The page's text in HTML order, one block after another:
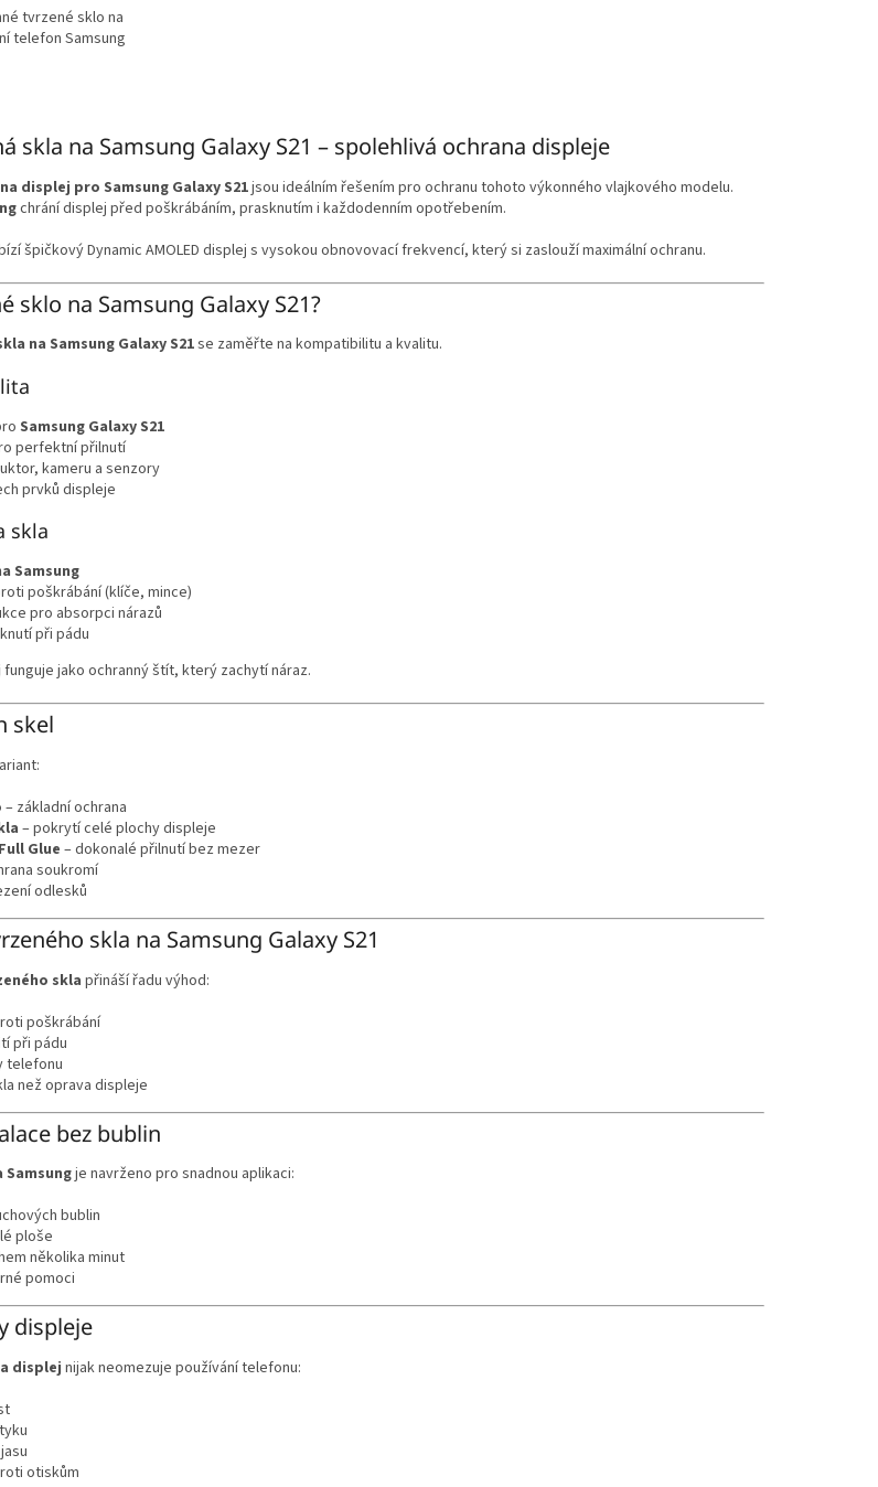
tvrzené sklo na
telefon Samsung
v
l
á
d
a
í
p
r
v
k
skla na Samsung Galaxy S21 – spolehlivá ochrana displeje
displej pro Samsung Galaxy S21jsou ideálním řešením pro ochranu tohoto výkonného vlajkového modelu.
chrání displej před poškrábáním, prasknutím i každodenním opotřebením.
špičkový Dynamic AMOLED displej s vysokou obnovovací frekvencí, který si zaslouží maximální ochranu.
sklo na Samsung Galaxy S21?
na Samsung Galaxy S21se zaměřte na kompatibilitu a kvalitu.
Samsung Galaxy S21
perfektní přilnutí
kameru a senzory
prvků displeje
skla
Samsung
poškrábání (klíče, mince)
pro absorpci nárazů
při pádu
funguje jako ochranný štít, který zachytí náraz.
skel
– základní ochrana
– pokrytí celé plochy displeje
Glue– dokonalé přilnutí bez mezer
soukromí
odlesků
skla na Samsung Galaxy S21
skla přináší řadu výhod:
poškrábání
při pádu
telefonu
než oprava displeje
bez bublin
je navrženo pro snadnou aplikaci:
bublin
ploše
několika minut
pomoci
displeje
displej nijak neomezuje používání telefonu:
otiskům